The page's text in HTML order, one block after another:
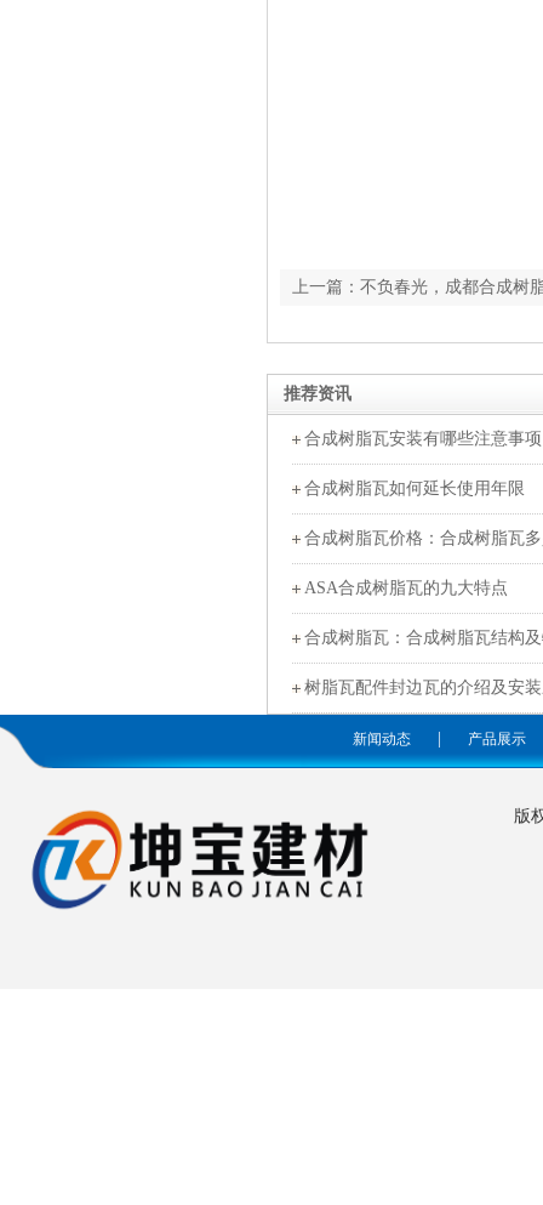
上一篇：不负春光，成都合成树
推荐资讯
合成树脂瓦安装有哪些注意事项
合成树脂瓦如何延长使用年限
合成树脂瓦价格：合成树脂瓦
ASA合成树脂瓦的九大特点
合成树脂瓦：合成树脂瓦结构
树脂瓦配件封边瓦的介绍及安
新闻动态 产品展示
版